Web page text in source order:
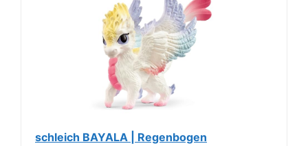
schleich BAYALA | Regenbogen